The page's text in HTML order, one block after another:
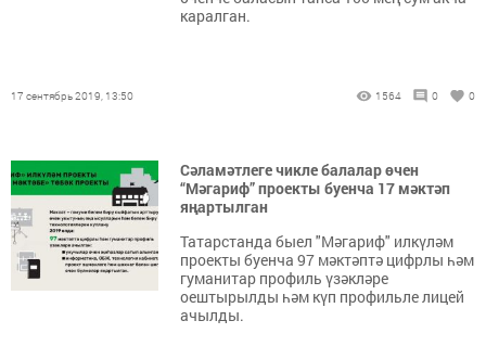
каралган.
17 сентябрь 2019, 13:50 1564 0 0
Сәламәтлеге чикле балалар өчен
“Мәгариф” проекты буенча 17 мәктәп
яңартылган
Татарстанда быел "Мәгариф" илкүләм
проекты буенча 97 мәктәптә цифрлы һәм
гуманитар профиль үзәкләре
оештырылды һәм күп профильле лицей
ачылды.